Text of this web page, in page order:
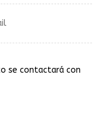
se contactará con